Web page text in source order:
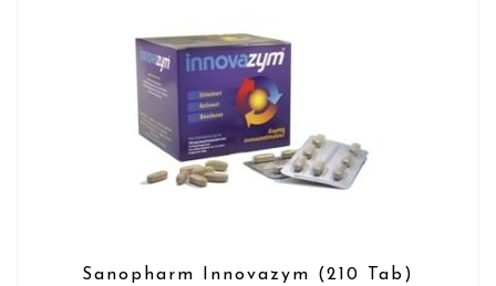
Sanopharm Innovazym (210 Tab)